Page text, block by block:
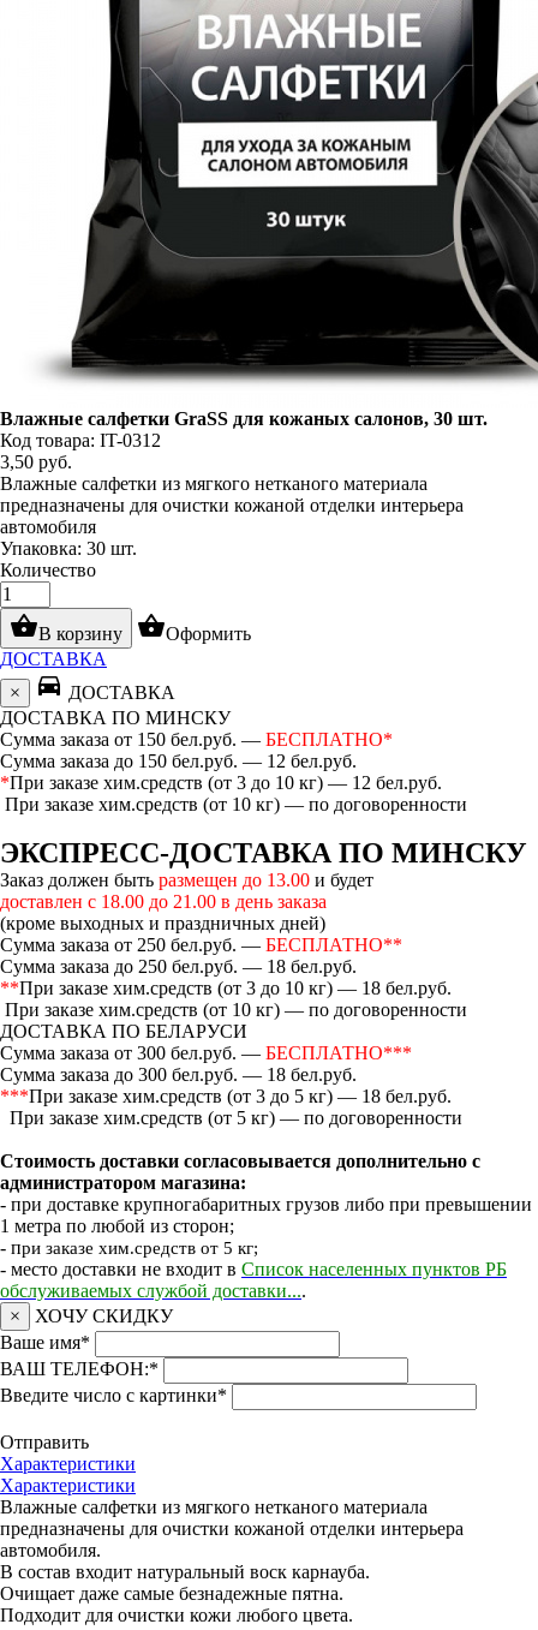
Влажные салфетки GraSS для кожаных салонов, 30 шт.
Код товара: IT-0312
3,50 руб.
Влажные салфетки из мягкого нетканого материала
предназначены для очистки кожаной отделки интерьера
автомобиля
Упаковка: 30 шт.
Количество
shopping_basketВ корзину shopping_basketОформить
ДОСТАВКА
×
directions_car ДОСТАВКА
ДОСТАВКА ПО МИНСКУ
Сумма заказа от 150 бел.руб. — БЕСПЛАТНО*
Сумма заказа до 150 бел.руб. — 12 бел.руб.
*При заказе хим.средств (от 3 до 10 кг) — 12 бел.руб.
При заказе хим.средств (от 10 кг) — по договоренности
ЭКСПРЕСС-ДОСТАВКА ПО МИНСКУ
Заказ должен быть размещен до 13.00 и будет
доставлен с 18.00 до 21.00 в день заказа
(кроме выходных и праздничных дней)
Сумма заказа от 250 бел.руб. — БЕСПЛАТНО**
Сумма заказа до 250 бел.руб. — 18 бел.руб.
**При заказе хим.средств (от 3 до 10 кг) — 18 бел.руб.
При заказе хим.средств (от 10 кг) — по договоренности
ДОСТАВКА ПО БЕЛАРУСИ
Сумма заказа от 300 бел.руб. — БЕСПЛАТНО***
Сумма заказа до 300 бел.руб. — 18 бел.руб.
***При заказе хим.средств (от 3 до 5 кг) — 18 бел.руб.
При заказе хим.средств (от 5 кг) — по договоренности
Стоимость доставки согласовывается дополнительно с
администратором магазина:
- при доставке крупногабаритных грузов либо при превышении
1 метра по любой из сторон;
- при заказе хим.средств от 5 кг;
- место доставки не входит в Список населенных пунктов РБ
обслуживаемых службой доставки....
×
ХОЧУ СКИДКУ
Ваше имя*
ВАШ ТЕЛЕФОН:*
Введите число с картинки*
Отправить
Характеристики
Характеристики
Влажные салфетки из мягкого нетканого материала
предназначены для очистки кожаной отделки интерьера
автомобиля.
В состав входит натуральный воск карнауба.
Очищает даже самые безнадежные пятна.
Подходит для очистки кожи любого цвета.